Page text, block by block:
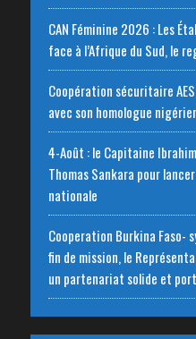
CAN Féminine 2026 : Les
face à l’Afrique du Sud, le
Coopération sécuritaire
avec son homologue
4-Août : le Capitaine
Thomas Sankara pour
nationale
‎Cooperation Burkina Faso-
fin de mission, le
un partenariat solide et